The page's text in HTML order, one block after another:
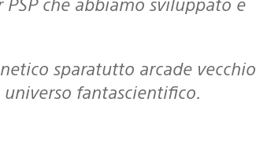
sparatutto arcade vecchio
fantascientifico.